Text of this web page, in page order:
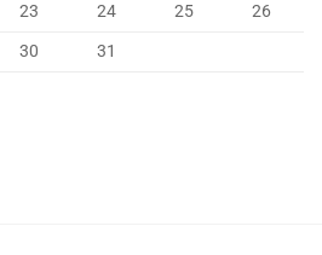
23 24 25
26
30 31